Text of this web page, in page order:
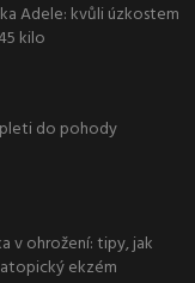
Adele: kvůli úzkostem
kilo
do pohody
v ohrožení: tipy, jak
ekzém